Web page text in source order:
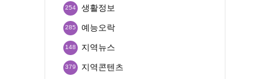
생활정보
254
예능오락
285
지역뉴스
148
지역콘텐츠
379